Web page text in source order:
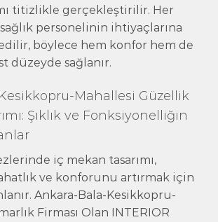
titizlikle gerçekleştirilir. Her
personelinin ihtiyaçlarına
böylece hem konfor hem de
düzeyde sağlanır.
Mahallesi Güzellik
Şıklık ve Fonksiyonelliğin
iç mekan tasarımı,
ve konforunu artırmak için
Ankara-Bala-Kesikkopru-
Firması Olan INTERIOR